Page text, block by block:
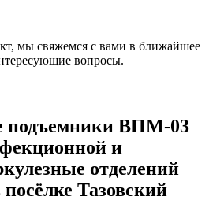
мы свяжемся с вами в ближайшее
вопросы.
подъемники ВПМ-03
и
отделений
Тазовский